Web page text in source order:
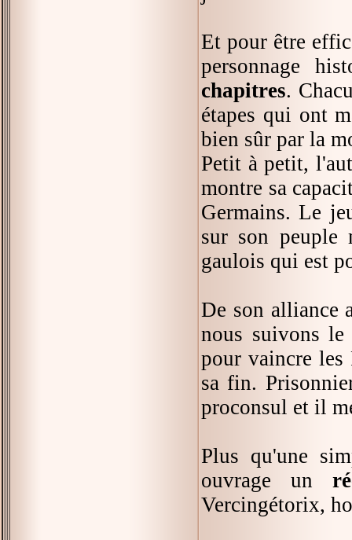
Et pour être
personnage
chapitres.
étapes qui ont
bien sûr par la
Petit à petit,
montre sa
Germains. Le
sur son
gaulois qui est
De son alliance
nous suivons
pour vaincre les
sa fin.
proconsul et il
Plus qu'une
ouvrage un
Vercingétorix,